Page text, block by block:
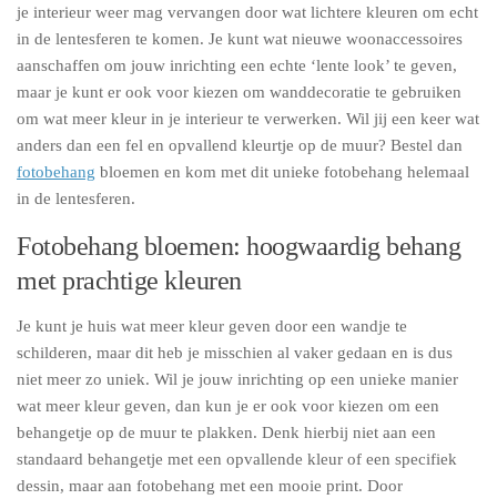
je interieur weer mag vervangen door wat lichtere kleuren om echt
in de lentesferen te komen. Je kunt wat nieuwe woonaccessoires
aanschaffen om jouw inrichting een echte ‘lente look’ te geven,
maar je kunt er ook voor kiezen om wanddecoratie te gebruiken
om wat meer kleur in je interieur te verwerken. Wil jij een keer wat
anders dan een fel en opvallend kleurtje op de muur? Bestel dan
fotobehang bloemen en kom met dit unieke fotobehang helemaal
in de lentesferen.
Fotobehang bloemen: hoogwaardig behang
met prachtige kleuren
Je kunt je huis wat meer kleur geven door een wandje te
schilderen, maar dit heb je misschien al vaker gedaan en is dus
niet meer zo uniek. Wil je jouw inrichting op een unieke manier
wat meer kleur geven, dan kun je er ook voor kiezen om een
behangetje op de muur te plakken. Denk hierbij niet aan een
standaard behangetje met een opvallende kleur of een specifiek
dessin, maar aan fotobehang met een mooie print. Door